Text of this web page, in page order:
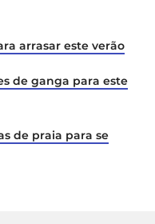
arrasar este verão
de ganga para este
de praia para se